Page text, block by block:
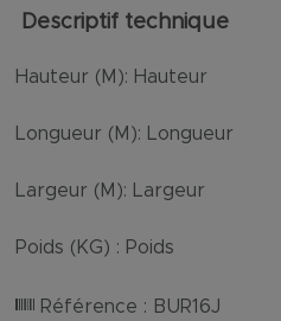
Descriptif technique
Hauteur (M): Hauteur
Longueur (M): Longueur
Largeur (M): Largeur
Poids (KG) : Poids
Référence : BUR16J